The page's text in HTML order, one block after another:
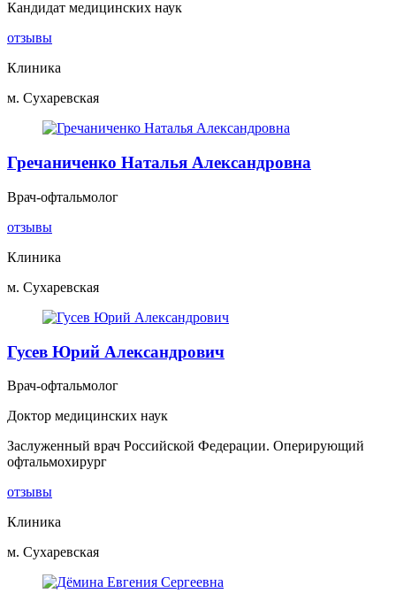
Кандидат медицинских наук
отзывы
Клиника
м. Сухаревская
Гречаниченко Наталья Александровна
Врач-офтальмолог
отзывы
Клиника
м. Сухаревская
Гусев Юрий Александрович
Врач-офтальмолог
Доктор медицинских наук
Заслуженный врач Российской Федерации. Оперирующий
офтальмохирург
отзывы
Клиника
м. Сухаревская